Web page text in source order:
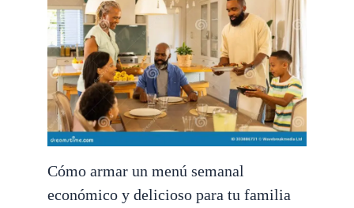
Cómo armar un menú semanal
económico y delicioso para tu familia